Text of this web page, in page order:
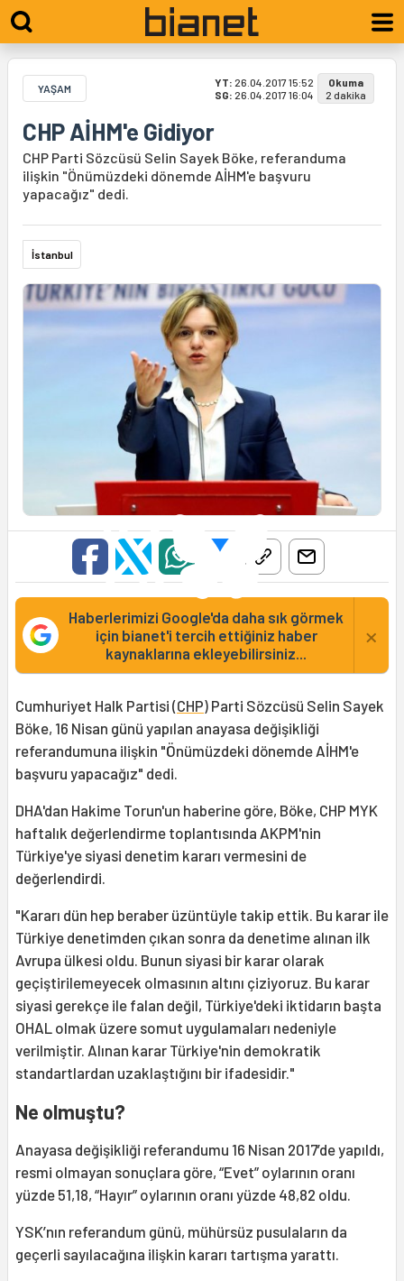
YAŞAM YT: 26.04.2017 15:52
SG: 26.04.2017 16:04
Okuma
2 dakika
CHP AİHM'e Gidiyor
CHP Parti Sözcüsü Selin Sayek Böke, referanduma
ilişkin "Önümüzdeki dönemde AİHM'e başvuru
yapacağız" dedi.
İstanbul
Haberlerimizi Google'da daha sık görmek
için bianet'i tercih ettiğiniz haber
kaynaklarına ekleyebilirsiniz...
×
Cumhuriyet Halk Partisi (CHP) Parti Sözcüsü Selin Sayek
Böke, 16 Nisan günü yapılan anayasa değişikliği
referandumuna ilişkin "Önümüzdeki dönemde AİHM'e
başvuru yapacağız" dedi.
DHA'dan Hakime Torun'un haberine göre, Böke, CHP MYK
haftalık değerlendirme toplantısında AKPM'nin
Türkiye'ye siyasi denetim kararı vermesini de
değerlendirdi.
"Kararı dün hep beraber üzüntüyle takip ettik. Bu karar ile
Türkiye denetimden çıkan sonra da denetime alınan ilk
Avrupa ülkesi oldu. Bunun siyasi bir karar olarak
geçiştirilemeyecek olmasının altını çiziyoruz. Bu karar
siyasi gerekçe ile falan değil, Türkiye'deki iktidarın başta
OHAL olmak üzere somut uygulamaları nedeniyle
verilmiştir. Alınan karar Türkiye'nin demokratik
standartlardan uzaklaştığını bir ifadesidir."
Ne olmuştu?
Anayasa değişikliği referandumu 16 Nisan 2017’de yapıldı,
resmi olmayan sonuçlara göre, “Evet” oylarının oranı
yüzde 51,18, “Hayır” oylarının oranı yüzde 48,82 oldu.
YSK’nın referandum günü, mühürsüz pusulaların da
geçerli sayılacağına ilişkin kararı tartışma yarattı.